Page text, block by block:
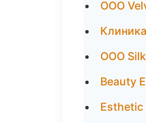
ООО
ООО
Beauty